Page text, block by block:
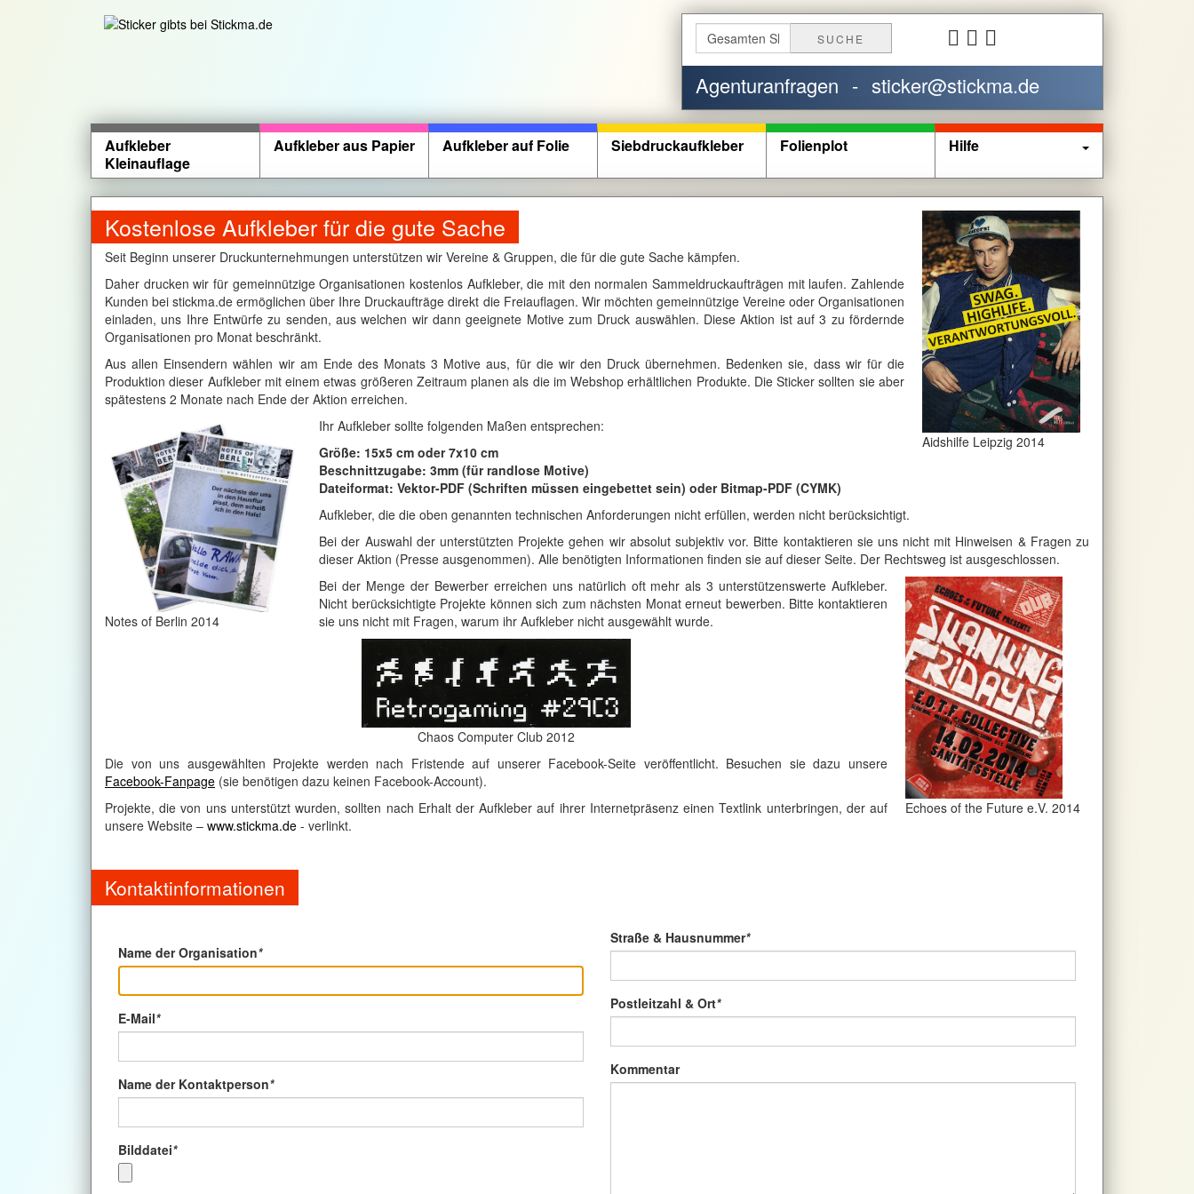
SUCHE
Agenturanfragen - sticker@stickma.de
Aufkleber
Kleinauflage
Aufkleber aus Papier Aufkleber auf Folie Siebdruckaufkleber Folienplot Hilfe
Kostenlose Aufkleber für die gute Sache
Aidshilfe Leipzig 2014
Seit Beginn unserer Druckunternehmungen unterstützen wir Vereine & Gruppen, die für die gute Sache kämpfen.
Daher drucken wir für gemeinnützige Organisationen kostenlos Aufkleber, die mit den normalen Sammeldruckaufträgen mit laufen. Zahlende
Kunden bei stickma.de ermöglichen über Ihre Druckaufträge direkt die Freiauflagen. Wir möchten gemeinnützige Vereine oder Organisationen
einladen, uns Ihre Entwürfe zu senden, aus welchen wir dann geeignete Motive zum Druck auswählen. Diese Aktion ist auf 3 zu fördernde
Organisationen pro Monat beschränkt.
Aus allen Einsendern wählen wir am Ende des Monats 3 Motive aus, für die wir den Druck übernehmen. Bedenken sie, dass wir für die
Produktion dieser Aufkleber mit einem etwas größeren Zeitraum planen als die im Webshop erhältlichen Produkte. Die Sticker sollten sie aber
spätestens 2 Monate nach Ende der Aktion erreichen.
Notes of Berlin 2014
Ihr Aufkleber sollte folgenden Maßen entsprechen:
Größe: 15x5 cm oder 7x10 cm
Beschnittzugabe: 3mm (für randlose Motive)
Dateiformat: Vektor-PDF (Schriften müssen eingebettet sein) oder Bitmap-PDF (CYMK)
Aufkleber, die die oben genannten technischen Anforderungen nicht erfüllen, werden nicht berücksichtigt.
Bei der Auswahl der unterstützten Projekte gehen wir absolut subjektiv vor. Bitte kontaktieren sie uns nicht mit Hinweisen & Fragen zu
dieser Aktion (Presse ausgenommen). Alle benötigten Informationen finden sie auf dieser Seite. Der Rechtsweg ist ausgeschlossen.
Echoes of the Future e.V. 2014
Bei der Menge der Bewerber erreichen uns natürlich oft mehr als 3 unterstützenswerte Aufkleber.
Nicht berücksichtigte Projekte können sich zum nächsten Monat erneut bewerben. Bitte kontaktieren
sie uns nicht mit Fragen, warum ihr Aufkleber nicht ausgewählt wurde.
Chaos Computer Club 2012
Die von uns ausgewählten Projekte werden nach Fristende auf unserer Facebook-Seite veröffentlicht. Besuchen sie dazu unsere
Facebook-Fanpage (sie benötigen dazu keinen Facebook-Account).
Projekte, die von uns unterstützt wurden, sollten nach Erhalt der Aufkleber auf ihrer Internetpräsenz einen Textlink unterbringen, der auf
unsere Website – www.stickma.de - verlinkt.
Kontaktinformationen
Name der Organisation*
E-Mail*
Name der Kontaktperson*
Bilddatei*
Straße & Hausnummer*
Postleitzahl & Ort*
Kommentar